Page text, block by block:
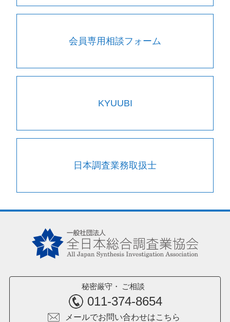
会員専用相談フォーム
KYUUBI
日本調査業務取扱士
秘密厳守 ご相談
011-374-8654
メールでお問い合わせはこちら